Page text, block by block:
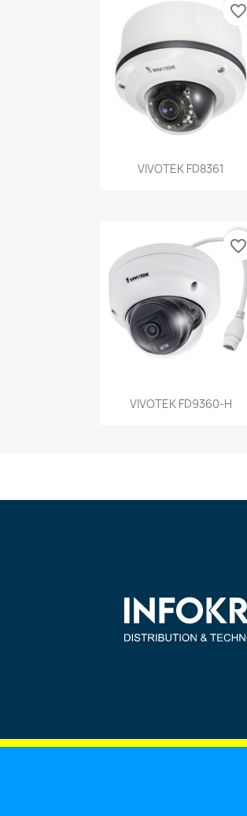
Vista rápida
VIVOTEK FD8361
favorite_border
Vista rápida
VIVOTEK FD9360-H
favorite_border